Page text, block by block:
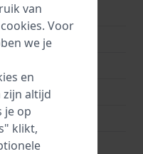
van
cookies. Voor
we je
en
altijd
je op
klikt,